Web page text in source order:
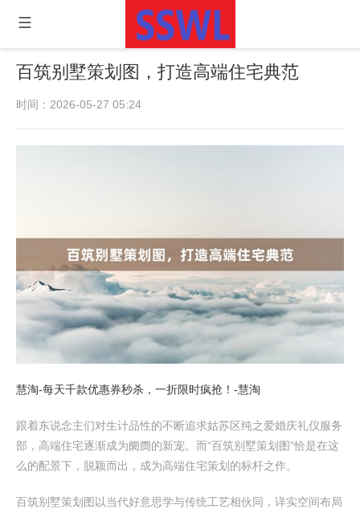
百筑别墅策划图，打造高端住宅典范
时间：2026-05-27 05:24
慧淘-每天千款优惠券秒杀，一折限时疯抢！-慧淘
跟着东说念主们对生计品性的不断追求姑苏区纯之爱婚庆礼仪服务
部，高端住宅逐渐成为阛阓的新宠。而“百筑别墅策划图”恰是在这
么的配景下，脱颖而出，成为高端住宅策划的标杆之作。
百筑别墅策划图以当代好意思学与传统工艺相伙同，详实空间布局